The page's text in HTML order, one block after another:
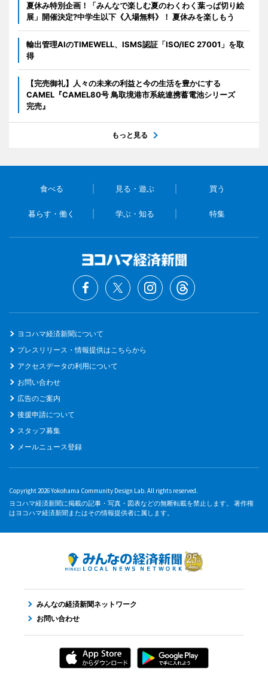
夏休み特別企画！「みんなで楽しむ夏のわくわく葉っぱ切り絵
展」開催決定?中学生以下《入場無料》！ 夏休みを楽しもう
輸出管理AIのTIMEWELL、ISMS認証「ISO/IEC 27001」を取
得
【完売御礼】人々の未来の利益と今の生活を豊かにする
CAMEL『CAMEL80号 鳥取境港市系統連携蓄電池シリーズ
完売』
もっと見る
食べる 見る・遊ぶ 買う
暮らす・働く 学ぶ・知る 特集
ヨコハマ経済新聞について
プレスリリース・情報提供はこちらから
アクセスデータの利用について
お問い合わせ
広告のご案内
後援申請について
スタッフ募集
メールニュース登録
Copyright 2026 Yokohama Community Design Lab. All rights reserved.
ヨコハマ経済新聞に掲載の記事・写真・図表などの無断転載を禁止します。 著作権
はヨコハマ経済新聞またはその情報提供者に属します。
みんなの経済新聞ネットワーク
お問い合わせ